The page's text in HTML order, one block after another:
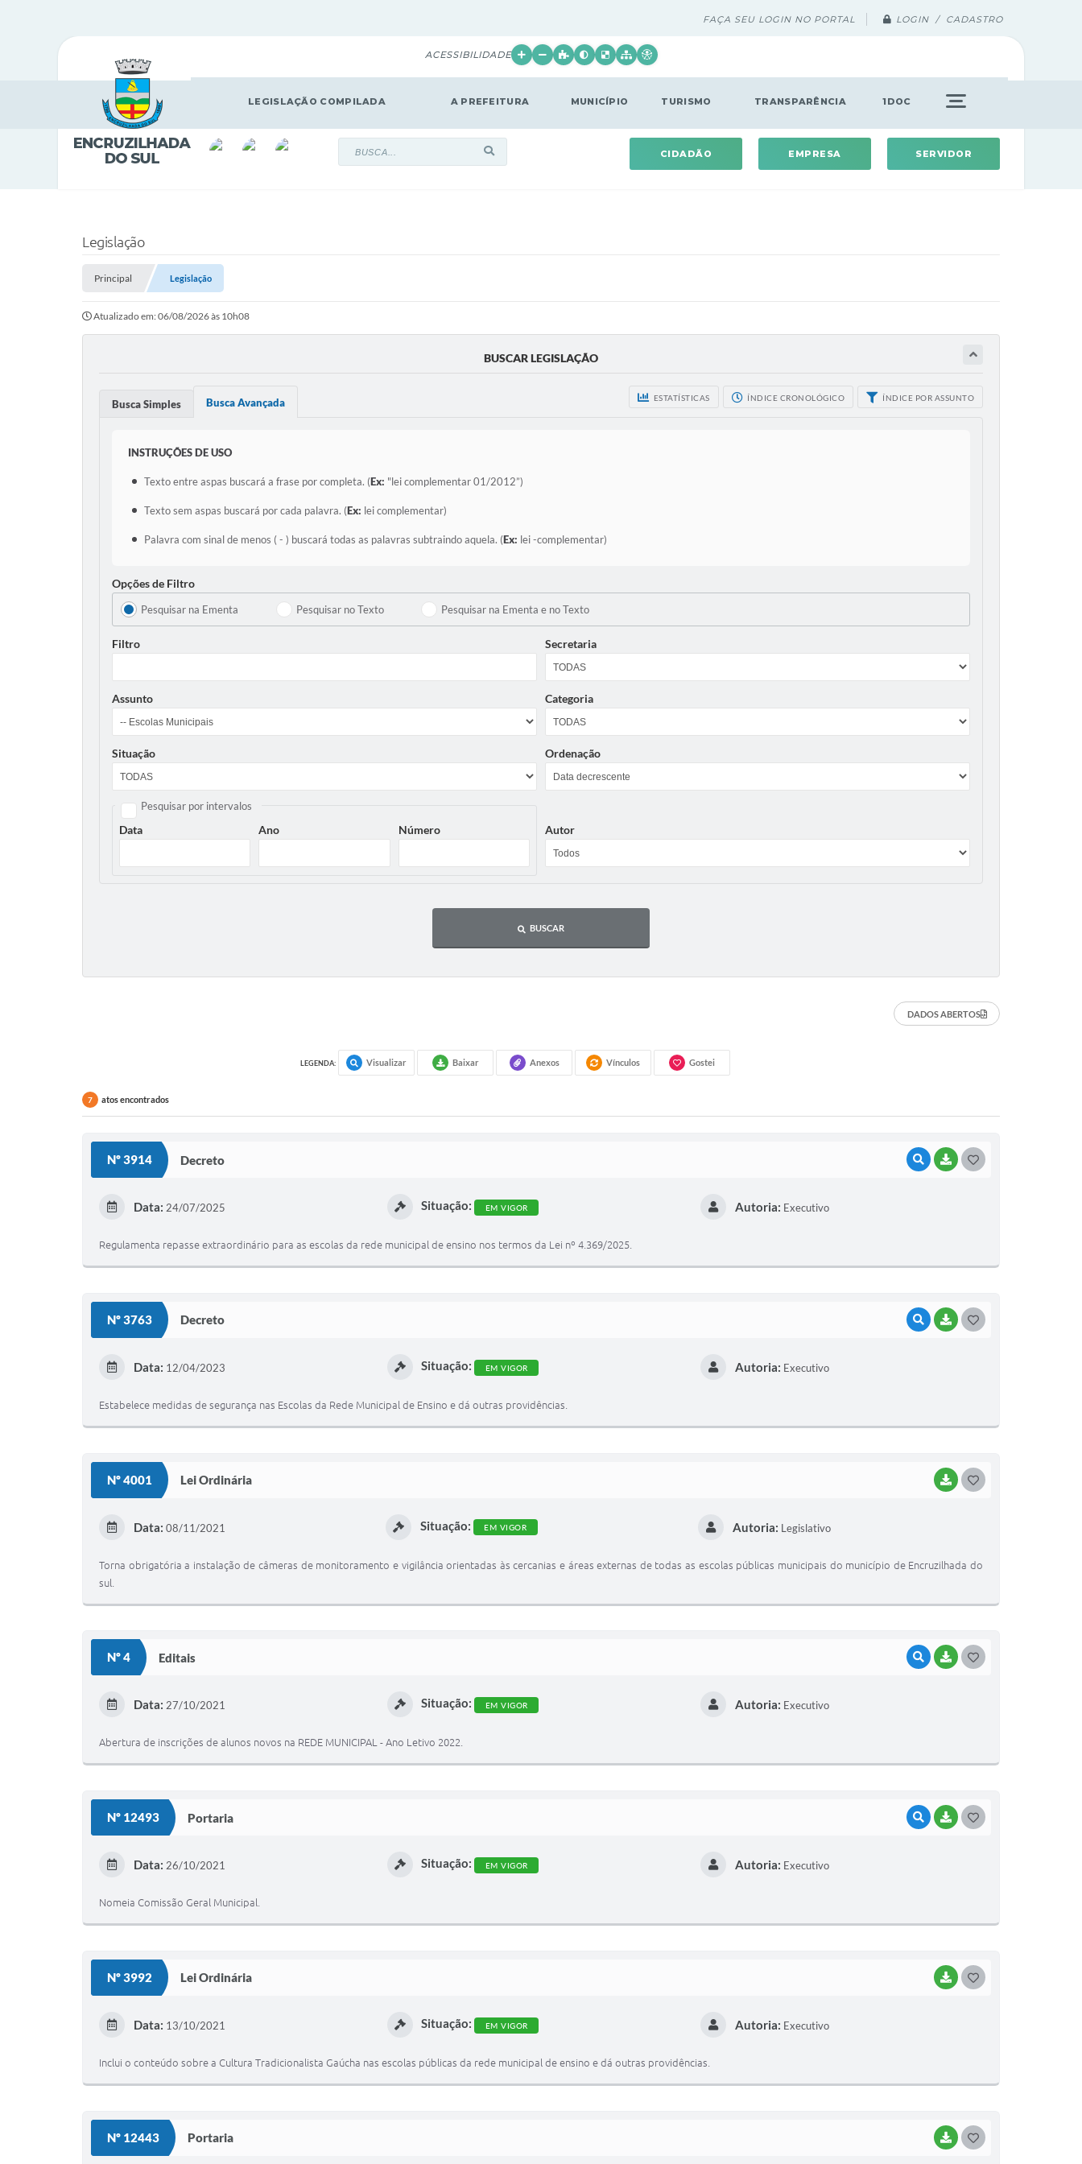
FAÇA SEU LOGIN NO PORTAL LOGIN / CADASTRO
ACESSIBILIDADE
LEGISLAÇÃO COMPILADA A PREFEITURA MUNICÍPIO TURISMO TRANSPARÊNCIA 1DOC
CIDADÃO EMPRESA SERVIDOR
Legislação
Principal Legislação
Atualizado em: 06/08/2026 às 10h08
BUSCAR LEGISLAÇÃO
ESTATÍSTICAS ÍNDICE CRONOLÓGICO ÍNDICE POR ASSUNTO
Busca Simples Busca Avançada
INSTRUÇÕES DE USO
Texto entre aspas buscará a frase por completa. (Ex: "lei complementar 01/2012”)
Texto sem aspas buscará por cada palavra. (Ex: lei complementar)
Palavra com sinal de menos ( - ) buscará todas as palavras subtraindo aquela. (Ex: lei -complementar)
Opções de Filtro
Pesquisar na Ementa Pesquisar no Texto Pesquisar na Ementa e no Texto
Filtro Secretaria
Assunto Categoria
Situação Ordenação
Pesquisar por intervalos
Data Ano Número Autor
BUSCAR
DADOS ABERTOS
LEGENDA: Visualizar Baixar Anexos Vínculos Gostei
7 atos encontrados
Nº 3914 Decreto VISUALIZAR
BAIXAR
Data: 24/07/2025 Situação: EM VIGOR Autoria: Executivo
Regulamenta repasse extraordinário para as escolas da rede municipal de ensino nos termos da Lei nº 4.369/2025.
Nº 3763 Decreto VISUALIZAR
BAIXAR
Data: 12/04/2023 Situação: EM VIGOR Autoria: Executivo
Estabelece medidas de segurança nas Escolas da Rede Municipal de Ensino e dá outras providências.
Nº 4001 Lei Ordinária BAIXAR
I
Data: 08/11/2021 Situação: EM VIGOR Autoria: Legislativo
Torna obrigatória a instalação de câmeras de monitoramento e vigilância orientadas às cercanias e áreas externas de todas as escolas públicas municipais do município de Encruzilhada do
sul.
Nº 4 Editais VISUALIZAR
BAIXAR
Data: 27/10/2021 Situação: EM VIGOR Autoria: Executivo
Abertura de inscrições de alunos novos na REDE MUNICIPAL - Ano Letivo 2022.
Nº 12493 Portaria VISUALIZAR
BAIXAR
Data: 26/10/2021 Situação: EM VIGOR Autoria: Executivo
Nomeia Comissão Geral Municipal.
Nº 3992 Lei Ordinária BAIXAR
Data: 13/10/2021 Situação: EM VIGOR Autoria: Executivo
Inclui o conteúdo sobre a Cultura Tradicionalista Gaúcha nas escolas públicas da rede municipal de ensino e dá outras providências.
Nº 12443 Portaria BAIXAR